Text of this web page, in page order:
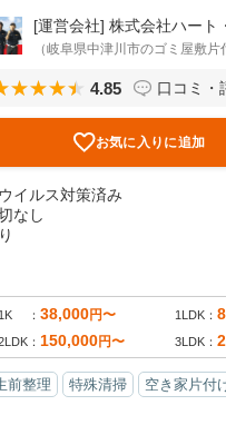
[運営会社] 株式会社ハート
（岐阜県中津川市のゴミ屋敷片
4.85 口コミ・
お気に入りに追加
イルス対策済み
なし
1K 38,000円〜 1LDK
150,000円〜 3LDK
前整理 特殊清掃 空き家片付